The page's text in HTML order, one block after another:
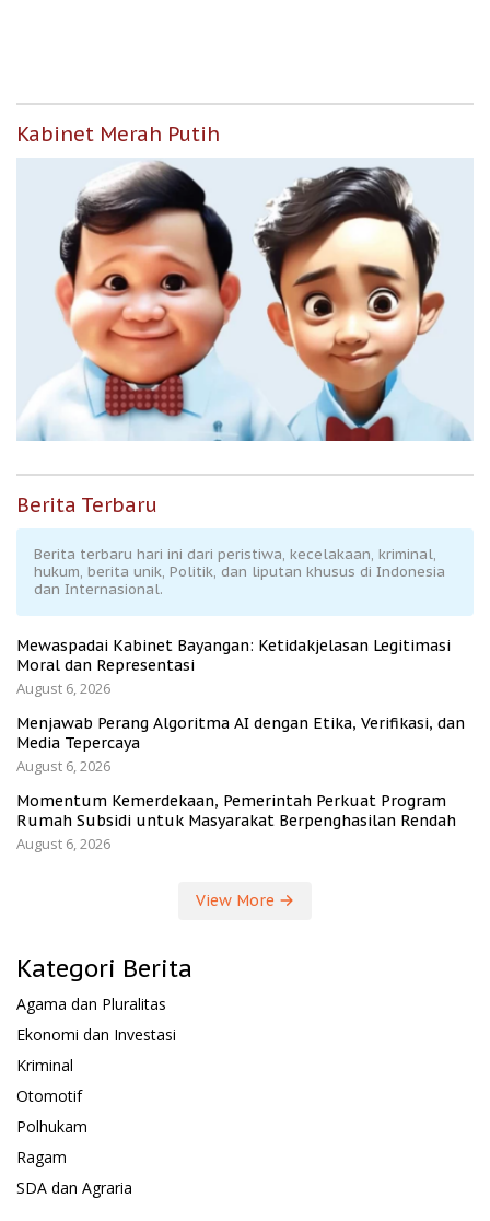
Kabinet Merah Putih
Berita Terbaru
Berita terbaru hari ini dari peristiwa, kecelakaan, kriminal,
hukum, berita unik, Politik, dan liputan khusus di Indonesia
dan Internasional.
Mewaspadai Kabinet Bayangan: Ketidakjelasan Legitimasi
Moral dan Representasi
August 6, 2026
Menjawab Perang Algoritma AI dengan Etika, Verifikasi, dan
Media Tepercaya
August 6, 2026
Momentum Kemerdekaan, Pemerintah Perkuat Program
Rumah Subsidi untuk Masyarakat Berpenghasilan Rendah
August 6, 2026
View More
Kategori Berita
Agama dan Pluralitas
Ekonomi dan Investasi
Kriminal
Otomotif
Polhukam
Ragam
SDA dan Agraria